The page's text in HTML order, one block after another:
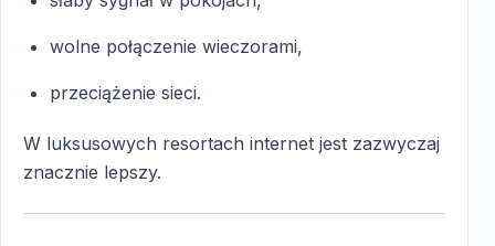
wolne połączenie wieczorami,
przeciążenie sieci.
W luksusowych resortach internet jest zazwyczaj
znacznie lepszy.